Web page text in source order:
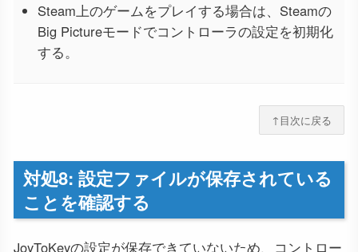
Steam上のゲームをプレイする場合は、Steamの
Big Pictureモードでコントローラの設定を初期化
する。
↑目次に戻る
対処8: 設定ファイルが保存されている
ことを確認する
JoyToKeyの設定が保存できていないため、コントロー